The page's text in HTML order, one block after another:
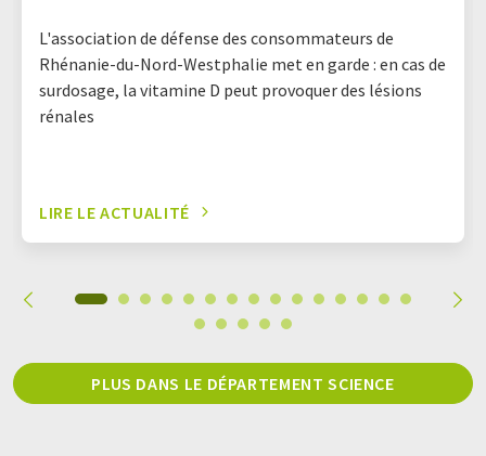
L'association de défense des consommateurs de
Rhénanie-du-Nord-Westphalie met en garde : en cas de
surdosage, la vitamine D peut provoquer des lésions
rénales
LIRE LE ACTUALITÉ
PLUS DANS LE DÉPARTEMENT SCIENCE